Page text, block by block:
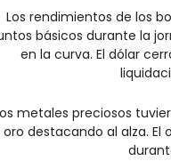
Los rendimientos de los
básicos durante la
en la curva. El dólar
metales preciosos
oro destacando al alza. El